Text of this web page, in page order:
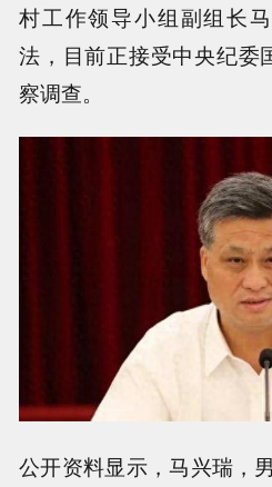
村工作领导小组副组长
法，目前正接受中央纪委
察调查。
公开资料显示，马兴瑞，